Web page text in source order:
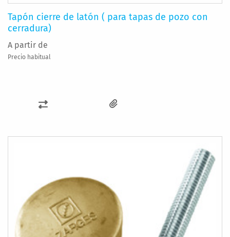
Tapón cierre de latón ( para tapas de pozo con
cerradura)
A partir de
Precio habitual
AÑADIR
COMPARAR